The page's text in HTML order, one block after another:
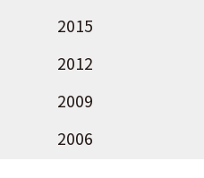
2015
2012
2009
2006